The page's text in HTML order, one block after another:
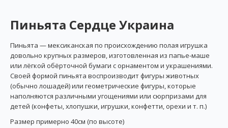
Пиньята Сердце Украина
Пиньята — мексиканская по происхождению полая игрушка
довольно крупных размеров, изготовленная из папье-маше
или лёгкой обёрточной бумаги с орнаментом и украшениями.
Своей формой пиньята воспроизводит фигуры животных
(обычно лошадей) или геометрические фигуры, которые
наполняются различными угощениями или сюрпризами для
детей (конфеты, хлопушки, игрушки, конфетти, орехи и т. п.)
Размер примерно 40см (по высоте)